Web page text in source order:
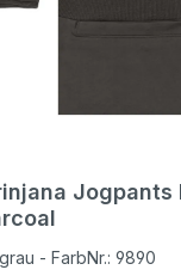
Jogpants
- FarbNr.: 9890